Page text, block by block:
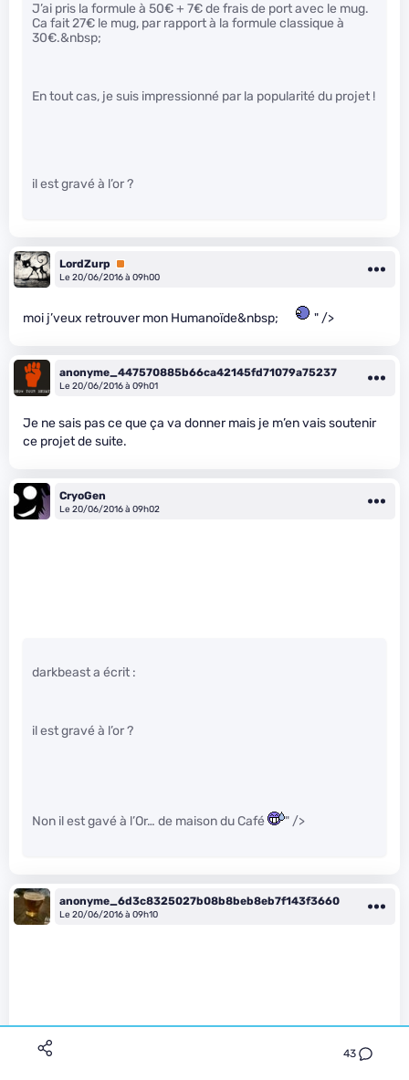
43
J’ai pris la formule à 50€ + 7€ de frais de port avec le mug.
Ca fait 27€ le mug, par rapport à la formule classique à
30€.&nbsp;
En tout cas, je suis impressionné par la popularité du projet !
il est gravé à l’or ?
LordZurp
Premium
Le 20/06/2016 à 09h00
moi j’veux retrouver mon Humanoïde&nbsp; " />
anonyme_447570885b66ca42145fd71079a75237
Le 20/06/2016 à 09h01
Je ne sais pas ce que ça va donner mais je m’en vais soutenir
ce projet de suite.
CryoGen
Le 20/06/2016 à 09h02
darkbeast a écrit :
il est gravé à l’or ?
Non il est gavé à l’Or… de maison du Café " />
anonyme_6d3c8325027b08b8beb8eb7f143f3660
Le 20/06/2016 à 09h10